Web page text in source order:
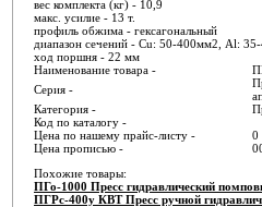
вес комплекта (кг) - 10,9
макс. усилие - 13 т.
профиль обжима - гексагональный
диапазон сечений - Cu: 50-400мм2, Al:
ход поршня - 22 мм
Наименование товара -
Серия -
Категория -
Код по каталогу -
Цена по нашему прайс-листу -
0
Цена прописью -
Похожие товары:
ПГо-1000 Пресс гидравлический
ПГРс-400у КВТ Пресс ручной